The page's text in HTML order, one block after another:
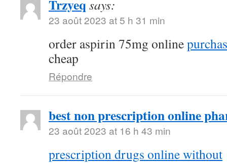
Trzyeq says:
23 août 2023 at 5 h 31 min
order aspirin 75mg online
cheap
Répondre
best non prescription online
23 août 2023 at 16 h 43 min
prescription drugs online without